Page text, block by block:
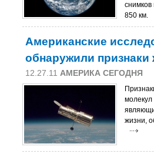
850 км.
Американские
обнаружили признаки
12.27.11 АМЕРИКА СЕГОДНЯ
молекул
жизни,